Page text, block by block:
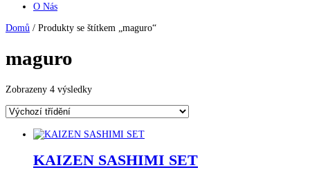
O Nás
Domů / Produkty se štítkem „maguro“
maguro
Zobrazeny 4 výsledky
KAIZEN SASHIMI SET